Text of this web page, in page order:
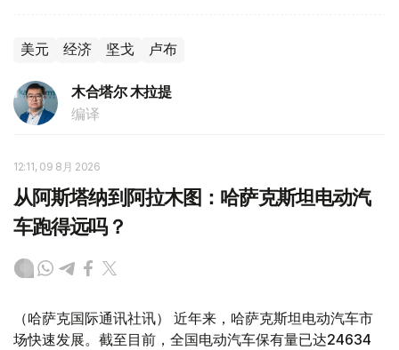
美元 经济 坚戈 卢布
木合塔尔 木拉提
编译
12:11, 09 8月 2026
从阿斯塔纳到阿拉木图：哈萨克斯坦电动汽
车跑得远吗？
（哈萨克国际通讯社讯） 近年来，哈萨克斯坦电动汽车市
场快速发展。截至目前，全国电动汽车保有量已达24634